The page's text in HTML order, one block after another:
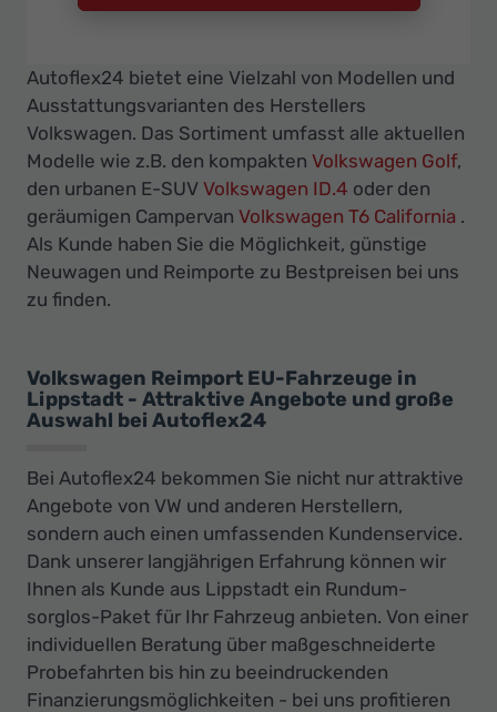
Autoflex24 bietet eine Vielzahl von Modellen und
Ausstattungsvarianten des Herstellers
Volkswagen. Das Sortiment umfasst alle aktuellen
Modelle wie z.B. den kompakten Volkswagen Golf,
den urbanen E-SUV Volkswagen ID.4 oder den
geräumigen Campervan Volkswagen T6 California .
Als Kunde haben Sie die Möglichkeit, günstige
Neuwagen und Reimporte zu Bestpreisen bei uns
zu finden.
Volkswagen Reimport EU-Fahrzeuge in
Lippstadt - Attraktive Angebote und große
Auswahl bei Autoflex24
Bei Autoflex24 bekommen Sie nicht nur attraktive
Angebote von VW und anderen Herstellern,
sondern auch einen umfassenden Kundenservice.
Dank unserer langjährigen Erfahrung können wir
Ihnen als Kunde aus Lippstadt ein Rundum-
sorglos-Paket für Ihr Fahrzeug anbieten. Von einer
individuellen Beratung über maßgeschneiderte
Probefahrten bis hin zu beeindruckenden
Finanzierungsmöglichkeiten - bei uns profitieren